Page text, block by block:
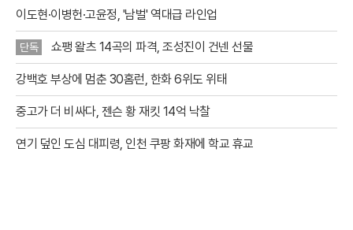
이도현·이병헌·고윤정, '남벌' 역대급 라인업
단독 쇼팽 왈츠 14곡의 파격, 조성진이 건넨 선물
강백호 부상에 멈춘 30홈런, 한화 6위도 위태
중고가 더 비싸다, 젠슨 황 재킷 14억 낙찰
연기 덮인 도심 대피령, 인천 쿠팡 화재에 학교 휴교